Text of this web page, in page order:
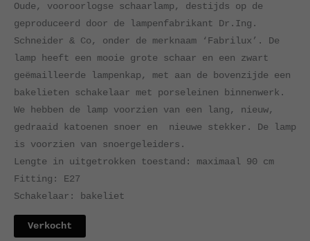
Oude, vooroorlogse schaarlamp, destijds op de
geproduceerd door de lampenfabrikant Dr.Ing.
Schneider & Co, onder de merknaam ‘Fabrilux’. De
lamp heeft een mooie grote schaar en een zwart
geëmailleerde lampenkap, met aan de bovenzijde een
bakelieten schakelaar met porseleinen binnenwerk.
We hebben de lamp voorzien van een lang, nieuw,
gedraaid katoenen snoer en nieuwe stekker. De lamp
is voorzien van snoergeleiders.
Lengte in uitgetrokken toestand: maximaal 90 cm
Fitting: E27
Schakelaar: bakeliet
Verkocht